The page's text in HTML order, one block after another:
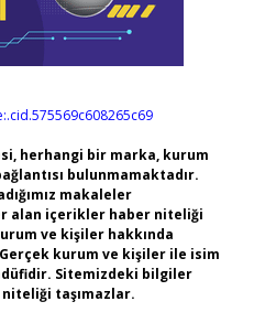
herhangi bir marka, kurum
bulunmamaktadır.
makaleler
alan içerikler haber niteliği
ve kişiler hakkında
kurum ve kişiler ile isim
Sitemizdeki bilgiler
taşımazlar.